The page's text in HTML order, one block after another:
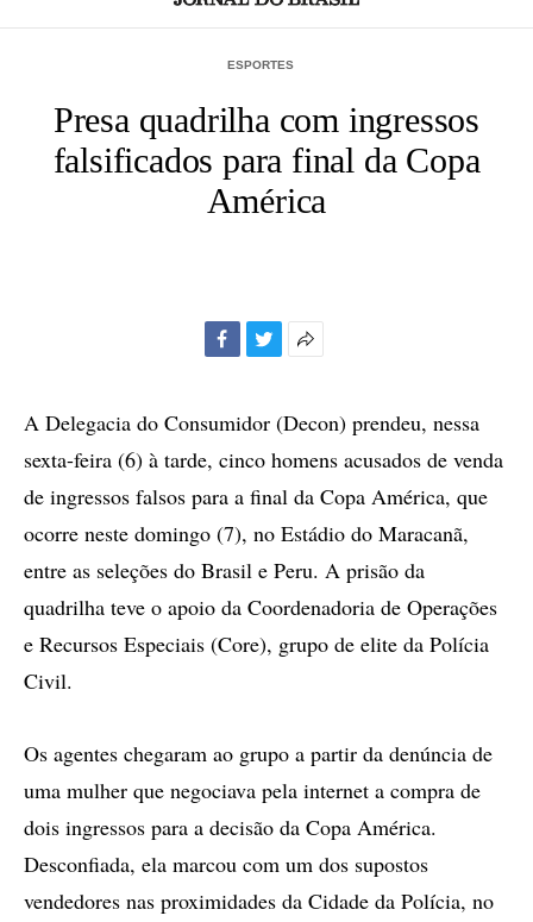
ESPORTES
Presa quadrilha com ingressos
falsificados para final da Copa
América
compartilhamento
A Delegacia do Consumidor (Decon) prendeu, nessa
sexta-feira (6) à tarde, cinco homens acusados de venda
de ingressos falsos para a final da Copa América, que
ocorre neste domingo (7), no Estádio do Maracanã,
entre as seleções do Brasil e Peru. A prisão da
quadrilha teve o apoio da Coordenadoria de Operações
e Recursos Especiais (Core), grupo de elite da Polícia
Civil.
Os agentes chegaram ao grupo a partir da denúncia de
uma mulher que negociava pela internet a compra de
dois ingressos para a decisão da Copa América.
Desconfiada, ela marcou com um dos supostos
vendedores nas proximidades da Cidade da Polícia, no